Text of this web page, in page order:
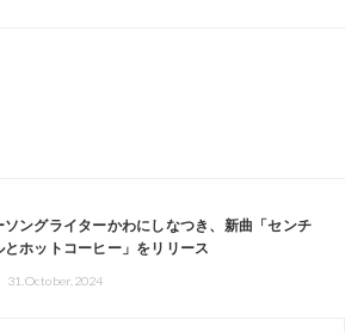
ソングライターかわにしなつき、新曲「センチ
とホットコーヒー」をリリース
31.October.2024